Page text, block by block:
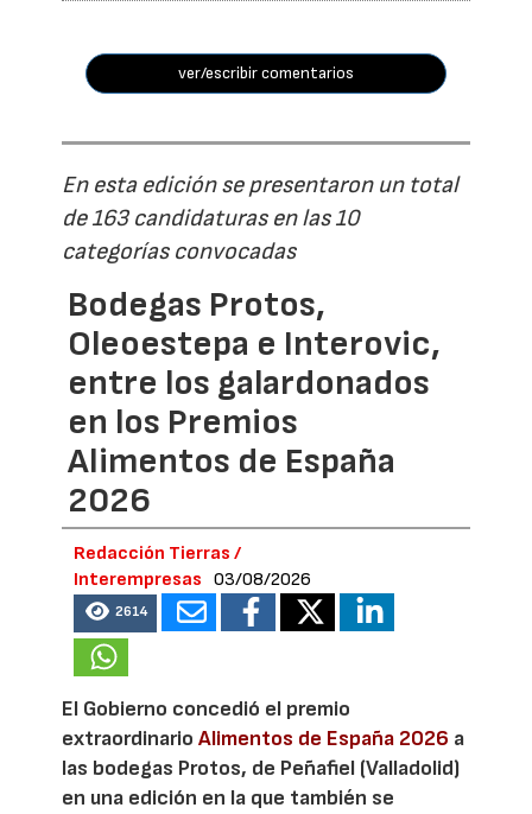
ver/escribir comentarios
En esta edición se presentaron un total
de 163 candidaturas en las 10
categorías convocadas
Bodegas Protos,
Oleoestepa e Interovic,
entre los galardonados
en los Premios
Alimentos de España
2026
Redacción Tierras /
Interempresas
03/08/2026
2614
El Gobierno concedió el premio
extraordinarioAlimentos de España 2026 a
las bodegas Protos, de Peñafiel (Valladolid)
en una edición en la que también se